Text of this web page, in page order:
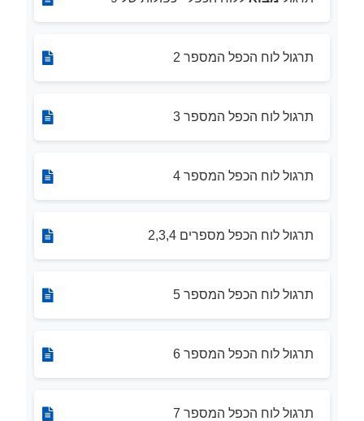
תרגול לוח הכפל המספר 2
תרגול לוח הכפל המספר 3
תרגול לוח הכפל המספר 4
תרגול לוח הכפל מספרים 2,3,4
תרגול לוח הכפל המספר 5
תרגול לוח הכפל המספר 6
תרגול לוח הכפל המספר 7